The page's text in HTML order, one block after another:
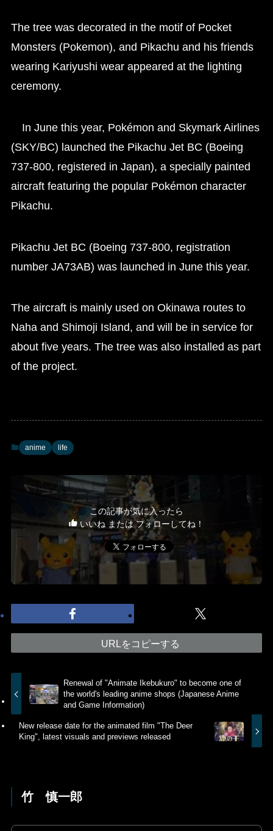
The tree was decorated in the motif of Pocket
Monsters (Pokemon), and Pikachu and his friends
wearing Kariyushi wear appeared at the lighting
ceremony.
In June this year, Pokémon and Skymark Airlines
(SKY/BC) launched the Pikachu Jet BC (Boeing
737-800, registered in Japan), a specially painted
aircraft featuring the popular Pokémon character
Pikachu.
Pikachu Jet BC (Boeing 737-800, registration
number JA73AB) was launched in June this year.
The aircraft is mainly used on Okinawa routes to
Naha and Shimoji Island, and will be in service for
about five years. The tree was also installed as part
of the project.
anime life
この記事が気に入ったら
いいね または フォローしてね！
URLをコピーする
Renewal of "Animate Ikebukuro" to become one of
the world's leading anime shops (Japanese Anime
and Game Information)
New release date for the animated film "The Deer
King", latest visuals and previews released
竹 慎一郎